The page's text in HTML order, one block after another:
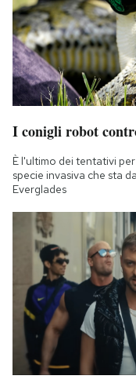
I conigli robot
È l'ultimo dei tentativi
specie invasiva che sta
Everglades